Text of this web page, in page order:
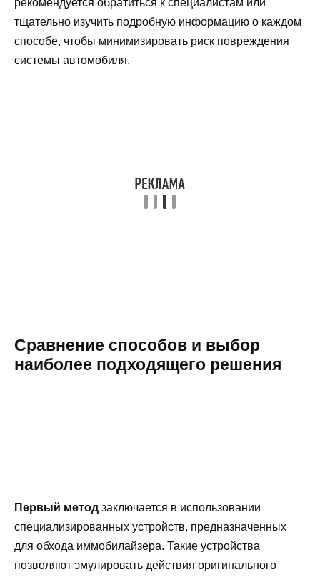
рекомендуется обратиться к специалистам или
тщательно изучить подробную информацию о каждом
способе, чтобы минимизировать риск повреждения
системы автомобиля.
Сравнение способов и выбор
наиболее подходящего решения
Первый метод заключается в использовании
специализированных устройств, предназначенных
для обхода иммобилайзера. Такие устройства
позволяют эмулировать действия оригинального